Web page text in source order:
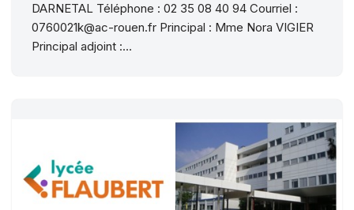
DARNETAL Téléphone : 02 35 08 40 94 Courriel :
0760021k@ac-rouen.fr Principal : Mme Nora VIGIER
Principal adjoint :…